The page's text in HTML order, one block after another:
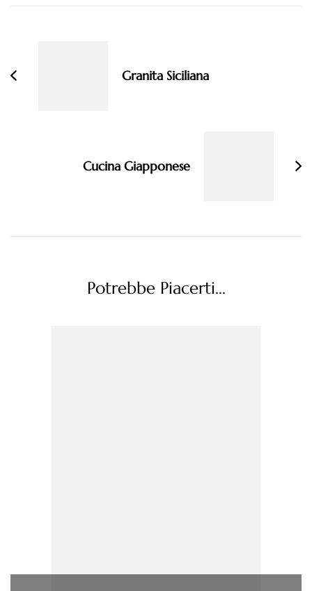
Granita Siciliana
Cucina Giapponese
Potrebbe Piacerti...